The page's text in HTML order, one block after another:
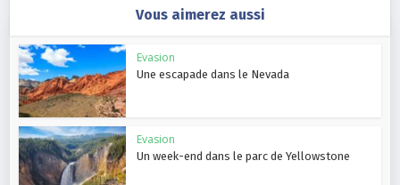
Vous aimerez aussi
Evasion
Une escapade dans le Nevada
Evasion
Un week-end dans le parc de Yellowstone